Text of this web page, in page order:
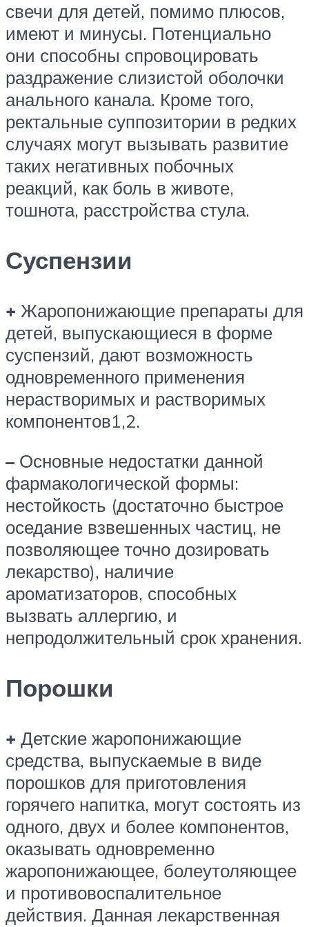
свечи для детей, помимо плюсов,
имеют и минусы. Потенциально
они способны спровоцировать
раздражение слизистой оболочки
анального канала. Кроме того,
ректальные суппозитории в редких
случаях могут вызывать развитие
таких негативных побочных
реакций, как боль в животе,
тошнота, расстройства стула.
Суспензии
+ Жаропонижающие препараты для
детей, выпускающиеся в форме
суспензий, дают возможность
одновременного применения
нерастворимых и растворимых
компонентов1,2.
– Основные недостатки данной
фармакологической формы:
нестойкость (достаточно быстрое
оседание взвешенных частиц, не
позволяющее точно дозировать
лекарство), наличие
ароматизаторов, способных
вызвать аллергию, и
непродолжительный срок хранения.
Порошки
+ Детские жаропонижающие
средства, выпускаемые в виде
порошков для приготовления
горячего напитка, могут состоять из
одного, двух и более компонентов,
оказывать одновременно
жаропонижающее, болеутоляющее
и противовоспалительное
действия. Данная лекарственная